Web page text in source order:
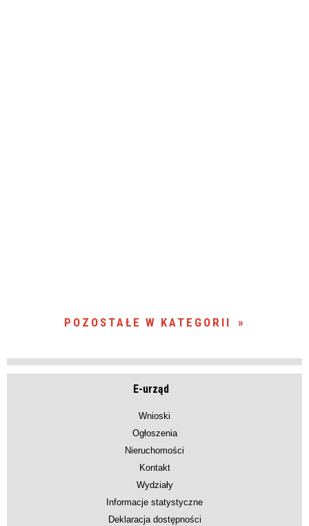
POZOSTAŁE W KATEGORII
E-urząd
Wnioski
Ogłoszenia
Nieruchomości
Kontakt
Wydziały
Informacje statystyczne
Deklaracja dostępności